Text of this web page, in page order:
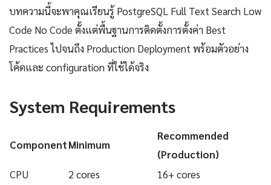
บทความนี้จะพาคุณเรียนรู้ PostgreSQL Full Text Search Low
Code No Code ตั้งแต่พื้นฐานการติดตั้งการตั้งค่า Best
Practices ไปจนถึง Production Deployment พร้อมตัวอย่าง
โค้ดและ configuration ที่ใช้ได้จริง
System Requirements
ComponentMinimum
Recommended
(Production)
CPU
2 cores
16+ cores